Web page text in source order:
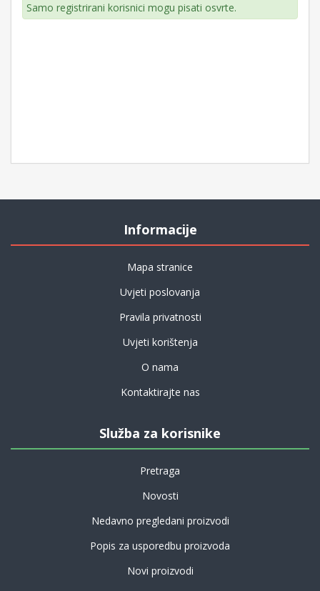
Samo registrirani korisnici mogu pisati osvrte.
Informacije
Mapa stranice
Uvjeti poslovanja
Pravila privatnosti
Uvjeti korištenja
O nama
Kontaktirajte nas
Služba za korisnike
Pretraga
Novosti
Nedavno pregledani proizvodi
Popis za usporedbu proizvoda
Novi proizvodi